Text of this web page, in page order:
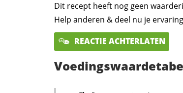
Dit recept heeft nog geen
Help anderen & deel nu je
REACTIE ACHTERLATEN